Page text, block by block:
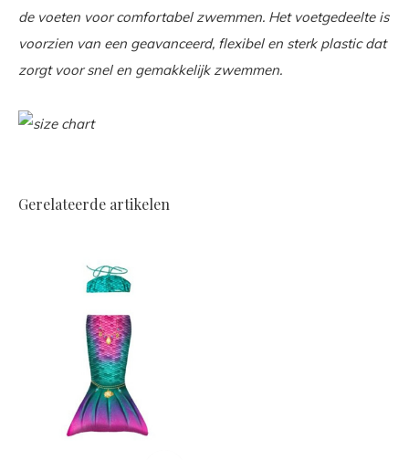
de voeten voor comfortabel zwemmen. Het voetgedeelte is
voorzien van een geavanceerd, flexibel en sterk plastic dat
zorgt voor snel en gemakkelijk zwemmen.
Gerelateerde artikelen